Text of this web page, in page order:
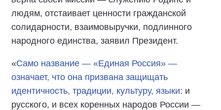
людям, отстаивает ценности гражданской
солидарности, взаимовыручки, подлинного
народного единства, заявил Президент.
«Само название — «Единая Россия» —
означает, что она призвана защищать
идентичность, традиции, культуру, языки: и
русского, и всех коренных народов России —